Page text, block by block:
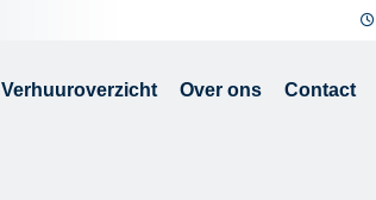
Verhuuroverzicht Over ons Contact